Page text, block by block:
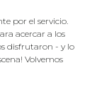
por el servicio.
acercar a los
disfrutaron - y lo
Volvemos